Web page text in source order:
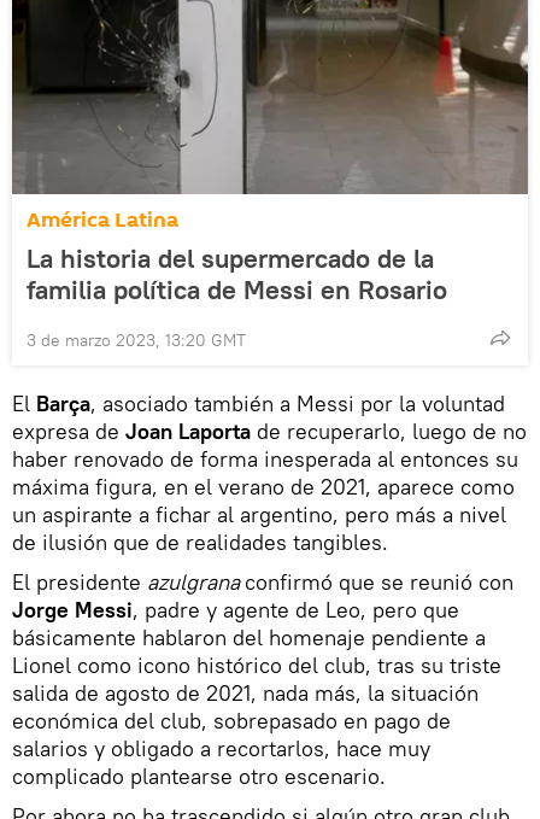
América Latina
La historia del supermercado de la
familia política de Messi en Rosario
3 de marzo 2023, 13:20 GMT
El Barça, asociado también a Messi por la voluntad
expresa de Joan Laporta de recuperarlo, luego de no
haber renovado de forma inesperada al entonces su
máxima figura, en el verano de 2021, aparece como
un aspirante a fichar al argentino, pero más a nivel
de ilusión que de realidades tangibles.
El presidente azulgranaconfirmó que se reunió con
Jorge Messi, padre y agente de Leo, pero que
básicamente hablaron del homenaje pendiente a
Lionel como icono histórico del club, tras su triste
salida de agosto de 2021, nada más, la situación
económica del club, sobrepasado en pago de
salarios y obligado a recortarlos, hace muy
complicado plantearse otro escenario.